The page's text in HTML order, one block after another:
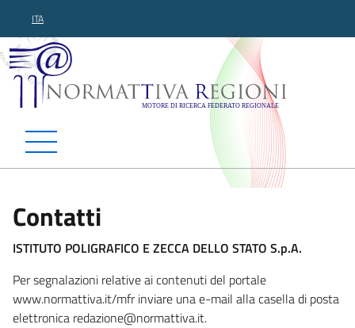
ITA
Normattiva Regioni -
Contatti
ISTITUTO POLIGRAFICO E ZECCA DELLO STATO S.p.A.
Per segnalazioni relative ai contenuti del portale
www.normattiva.it/mfr inviare una e-mail alla casella di posta
elettronica redazione@normattiva.it.